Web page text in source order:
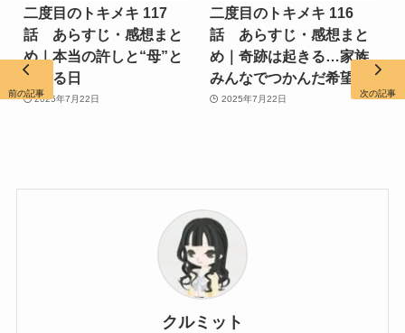
二度目のトキメキ 117
話 あらすじ・感想まと
め｜本当の許しと“母”と
呼べる日
2025年7月22日
二度目のトキメキ 116
話 あらすじ・感想まと
め｜奇跡は起きる…家族
みんなでつかんだ希望
2025年7月22日
クルミット
前の記事 次の記事